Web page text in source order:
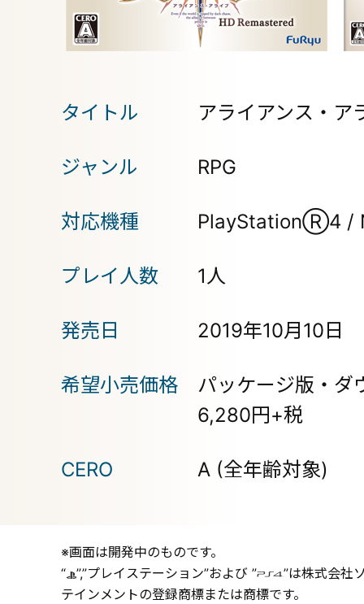
タイトル アライアンス・ア
ジャンル RPG
対応機種 PlayStationⓇ4 /
プレイ人数 1人
発売日 2019年10月10日
希望小売価格
パッケージ版・ダ
6,280円+税
CERO A (全年齢対象)
※画面は開発中のものです。
“
”,”プレイステーション”および ”
”は株式会社
テインメントの登録商標または商標です。